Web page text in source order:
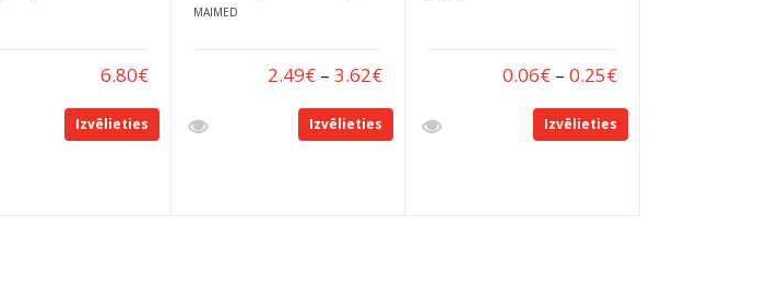
6.80€
Izvēlieties
MAIMED
2.49€ –3.62€
Izvēlieties
0.06€ –0.25€
Izvēlieties